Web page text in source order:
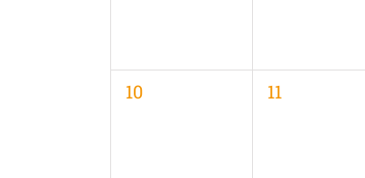
0
10
0
11